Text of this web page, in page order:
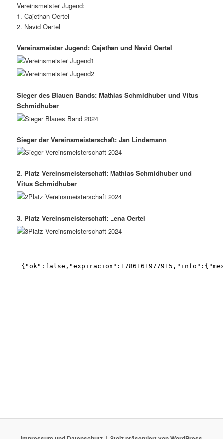
Vereinsmeister Jugend:
1. Cajethan Oertel
2. Navid Oertel
Vereinsmeister Jugend: Cajethan und Navid Oertel
Sieger des Blauen Bands: Mathias Schmidhuber und Vitus
Schmidhuber
Sieger der Vereinsmeisterschaft: Jan Lindemann
2. Platz Vereinsmeisterschaft: Mathias Schmidhuber und
Vitus Schmidhuber
3. Platz Vereinsmeisterschaft: Lena Oertel